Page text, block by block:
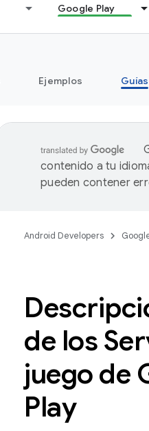
Google Play
Ejemplos Guías
contenido a tu
pueden contener
Android Developers
de los
juego de
Play